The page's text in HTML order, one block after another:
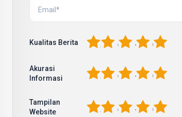
Kualitas Berita 5
4
3
2
Akurasi
Informasi
5
4
3
2
Tampilan
Website
5
4
3
2